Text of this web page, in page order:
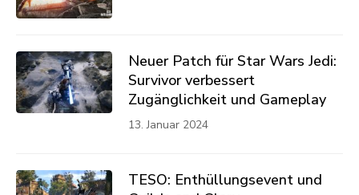
Neuer Patch für Star Wars Jedi:
Survivor verbessert
Zugänglichkeit und Gameplay
13. Januar 2024
TESO: Enthüllungsevent und